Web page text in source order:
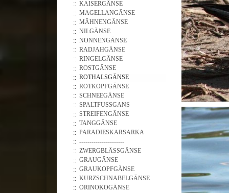
KAISERGÄNSE
MAGELLANGÄNSE
MÄHNENGÄNSE
NILGÄNSE
NONNENGÄNSE
RADJAHGÄNSE
RINGELGÄNSE
ROSTGÄNSE
ROTHALSGÄNSE
ROTKOPFGÄNSE
SCHNEEGÄNSE
SPALTFUSSGANS
STREIFENGÄNSE
TANGGÄNSE
PARADIESKARSARKA
----------------------
ZWERGBLÄSSGÄNSE
GRAUGÄNSE
GRAUKOPFGÄNSE
KURZSCHNABELGÄNSE
ORINOKOGÄNSE